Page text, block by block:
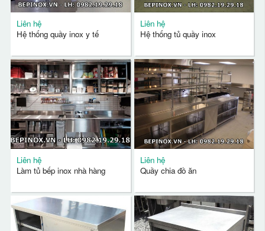
Liên hệ
Hệ thống quầy inox y tế
Liên hệ
Hệ thống tủ quầy inox
Liên hệ
Làm tủ bếp inox nhà hàng
Liên hệ
Quầy chia đồ ăn